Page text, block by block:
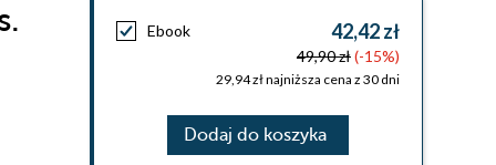
Ebook 42,42 zł
49,90 zł(-15%)
29,94 zł najniższa cena z 30 dni
Dodaj do koszyka